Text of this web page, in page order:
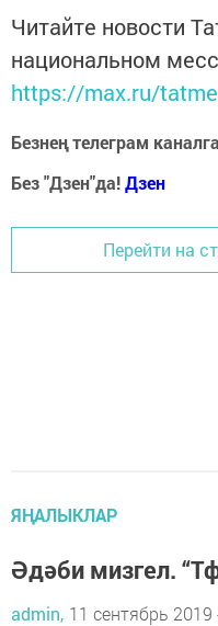
Читайте новости
национальном
https://max.ru/
Безнең телеграм
Без "Дзен"да!Дзен
Перейти на
ЯҢАЛЫКЛАР
Әдәби мизгел.
admin, 11 сентябрь 2019